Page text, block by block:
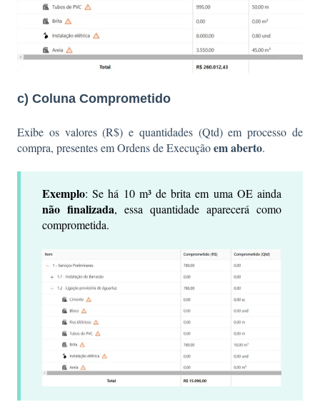
c) Coluna Comprometido
Exibe os valores (R$) e quantidades (Qtd) em processo de
compra, presentes em Ordens de Execuçãoem aberto.
Exemplo: Se há 10 m³ de brita em uma OE ainda
não finalizada, essa quantidade aparecerá como
comprometida.